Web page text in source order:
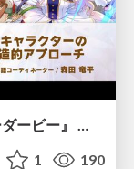
【CEDEC2026】『ウマ娘 プリティーダービー』 英語版のキャラクターの方言や口調をローカライズするための創造的アプローチ
1 190